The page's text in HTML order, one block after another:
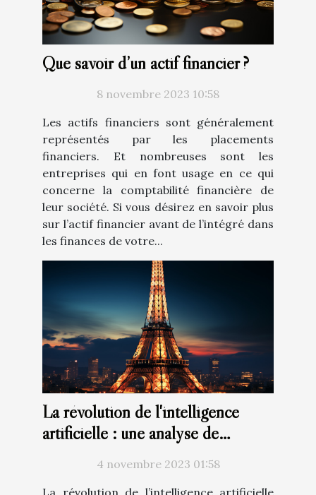
Que savoir d’un actif financier ?
8 novembre 2023 10:58
Les actifs financiers sont généralement
représentés par les placements
financiers. Et nombreuses sont les
entreprises qui en font usage en ce qui
concerne la comptabilité financière de
leur société. Si vous désirez en savoir plus
sur l’actif financier avant de l’intégré dans
les finances de votre...
La révolution de l'intelligence
artificielle : une analyse de
ChatGPT en français
4 novembre 2023 01:58